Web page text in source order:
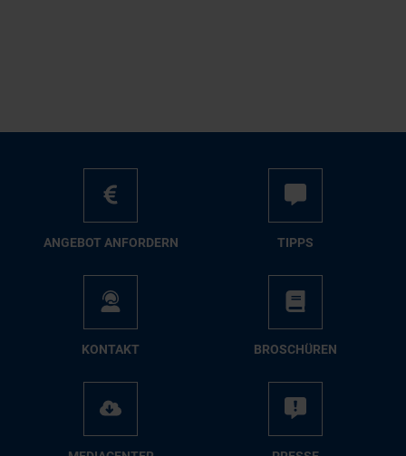
AN­GE­BOT AN­FOR­DERN TIPPS
KON­TAKT BRO­SCHÜ­REN